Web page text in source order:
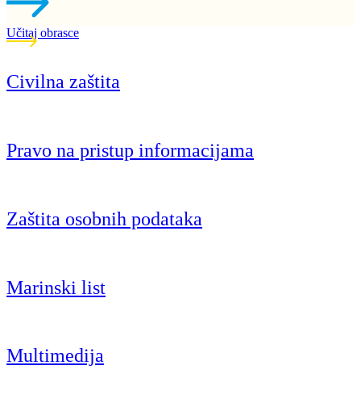
Učitaj obrasce
Civilna zaštita
Pravo na pristup informacijama
Zaštita osobnih podataka
Marinski list
Multimedija